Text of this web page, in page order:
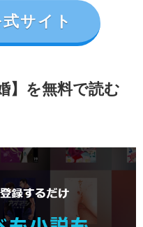
サイト
】を無料で読む